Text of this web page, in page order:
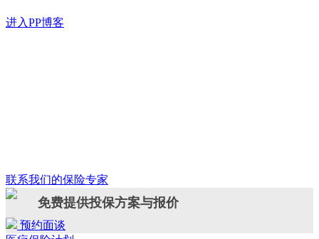
进入PP博客
联系我们的保险专家
免费提供投保方案与报价
预约面谈